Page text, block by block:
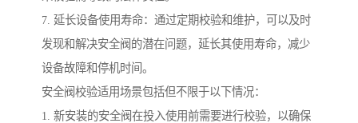
7. 延长设备使用寿命：通过定期校验和维护，可以及时
发现和解决安全阀的潜在问题，延长其使用寿命，减少
设备故障和停机时间。
安全阀校验适用场景包括但不限于以下情况：
1. 新安装的安全阀在投入使用前需要进行校验，以确保